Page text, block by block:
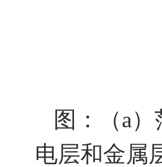
图：（a
电层和金属